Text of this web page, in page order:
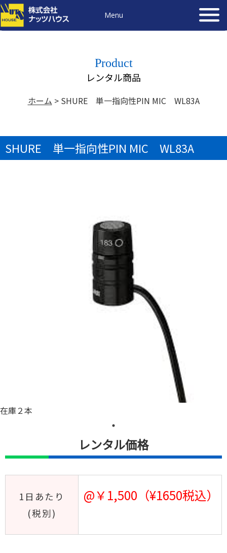
Menu
Product
レンタル商品
ホーム > SHURE 単一指向性PIN MIC WL83A
SHURE 単一指向性PIN MIC WL83A
在庫２本
レンタル価格
1日あたり
(税別)
@￥1,500（¥1650税込）